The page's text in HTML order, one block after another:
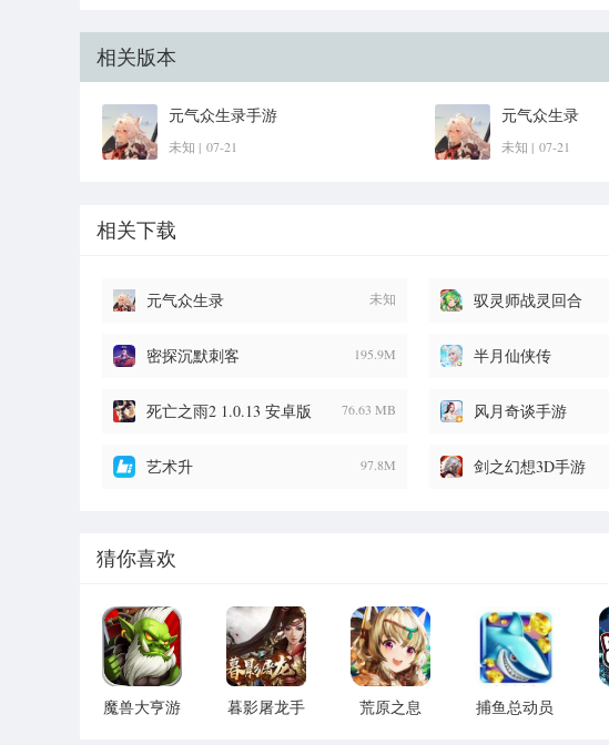
相关版本
元气众生录手游
未知 | 07-21
元气众生录
未知 | 07-21
相关下载
元气众生录 未知 驭灵师战灵回合
密探沉默刺客 195.9M 半月仙侠传
死亡之雨2 1.0.13 安卓版 76.63 MB 风月奇谈手游
艺术升 97.8M 剑之幻想3D手游
猜你喜欢
魔兽大亨游
暮影屠龙手
荒原之息
捕鱼总动员